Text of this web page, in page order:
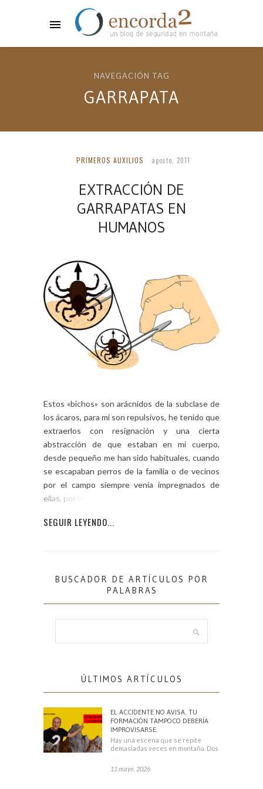
NAVEGACIÓN TAG
GARRAPATA
PRIMEROS AUXILIOS agosto, 2011
EXTRACCIÓN DE
GARRAPATAS EN
HUMANOS
Estos «bichos» son arácnidos de la subclase de
los ácaros, para mí son repulsivos, he tenido que
extraerlos con resignación y una cierta
abstracción de que estaban en mi cuerpo,
desde pequeño me han sido habituales, cuando
se escapaban perros de la familia o de vecinos
por el campo siempre venía impregnados de
ellas, por lo que […]
SEGUIR LEYENDO...
BUSCADOR DE ARTÍCULOS POR
PALABRAS
ÚLTIMOS ARTÍCULOS
EL ACCIDENTE NO AVISA. TU
FORMACIÓN TAMPOCO DEBERÍA
IMPROVISARSE.
Hay una escena que se repite
demasiadas veces en montaña. Dos
11 mayo, 2026